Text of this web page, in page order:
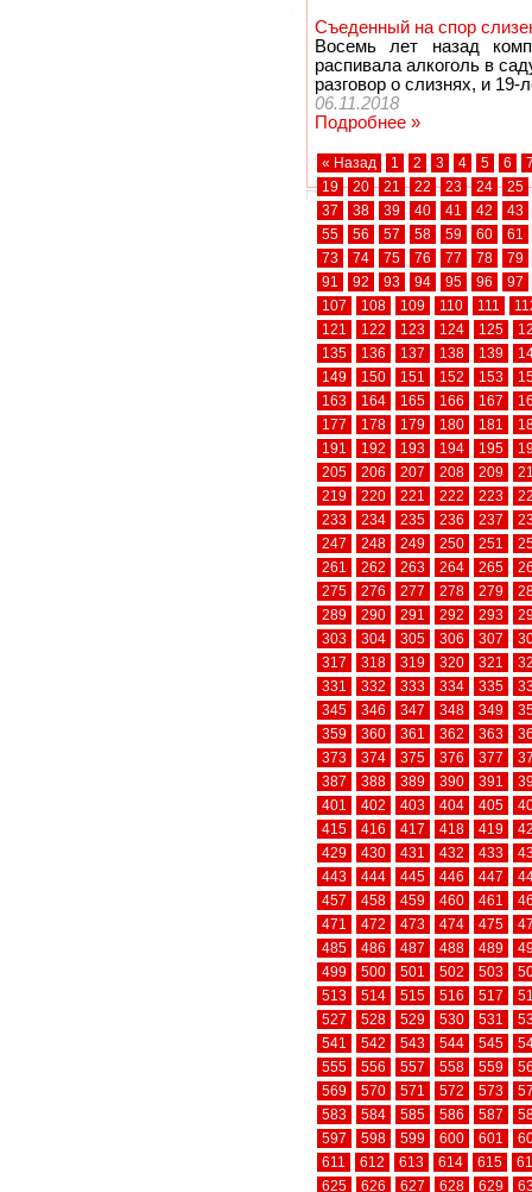
Съеденный на спор
Восемь лет назад
распивала алкоголь в
разговор о слизнях, и
06.11.2018
Подробнее »
« Назад 1 2 3 4 5 6
19
20 21 22 23 24
25
37
38 39 40 41 42
43
55
56 57 58 59 60
61
73
74 75 76 77 78
79
91
92 93 94 95 96
97
107
108 109 110 111
121
122 123 124 125
135
136 137 138 139
149
150 151 152 153
163
164 165 166 167
177
178 179 180 181
191
192 193 194 195
205
206 207 208 209
219
220 221 222 223
233
234 235 236 237
247
248 249 250 251
261
262 263 264 265
275
276 277 278 279
289
290 291 292 293
303
304 305 306 307
317
318 319 320 321
331
332 333 334 335
345
346 347 348 349
359
360 361 362 363
373
374 375 376 377
387
388 389 390 391
401
402 403 404 405
415
416 417 418 419
429
430 431 432 433
443
444 445 446 447
457
458 459 460 461
471
472 473 474 475
485
486 487 488 489
499
500 501 502 503
513
514 515 516 517
527
528 529 530 531
541
542 543 544 545
555
556 557 558 559
569
570 571 572 573
583
584 585 586 587
597
598 599 600 601
611
612 613 614 615
625
626 627 628 629